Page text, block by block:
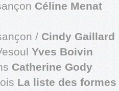
Céline Menat
/ Cindy Gaillard
Yves Boivin
Catherine Gody
La liste des